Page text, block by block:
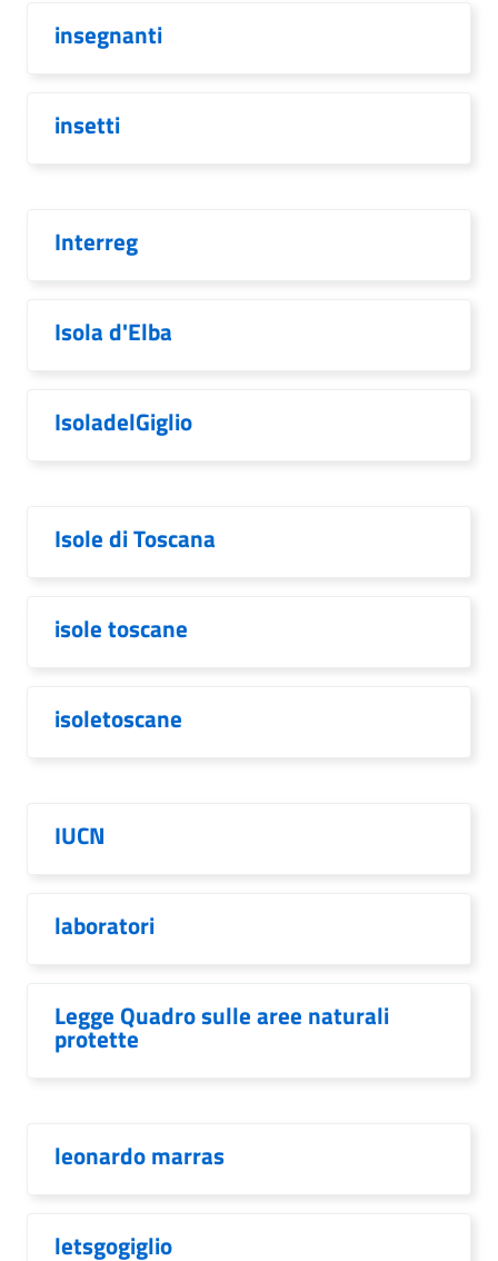
insegnanti
insetti
Interreg
Isola d'Elba
IsoladelGiglio
Isole di Toscana
isole toscane
isoletoscane
IUCN
laboratori
Legge Quadro sulle aree naturali
protette
leonardo marras
letsgogiglio